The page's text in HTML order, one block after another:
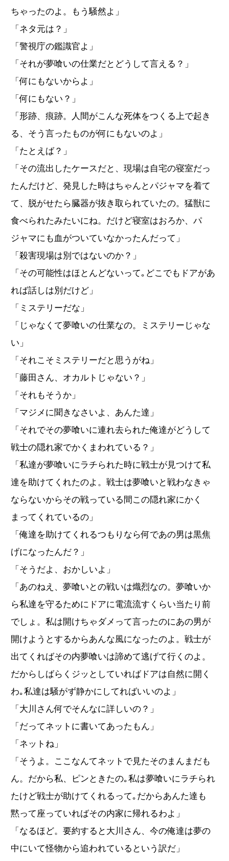
ちゃったのよ。もう騒然よ」
「ネタ元は？」
「警視庁の鑑識官よ」
「それが夢喰いの仕業だとどうして言える？」
「何にもないからよ」
「何にもない？」
「形跡、痕跡。人間がこんな死体をつくる上で起き
る、そう言ったものが何にもないのよ」
「たとえば？」
「その流出したケースだと、現場は自宅の寝室だっ
たんだけど、発見した時はちゃんとパジャマを着て
て、脱がせたら臓器が抜き取られていたの。猛獣に
食べられたみたいにね。だけど寝室はおろか、パ
ジャマにも血がついていなかったんだって」
「殺害現場は別ではないのか？」
「その可能性はほとんどないって｡どこでもドアがあ
れば話しは別だけど」
「ミステリーだな」
「じゃなくて夢喰いの仕業なの。ミステリーじゃな
い」
「それこそミステリーだと思うがね」
「藤田さん、オカルトじゃない？」
「それもそうか」
「マジメに聞きなさいよ、あんた達」
「それでその夢喰いに連れ去られた俺達がどうして
戦士の隠れ家でかくまわれている？」
「私達が夢喰いにラチられた時に戦士が見つけて私
達を助けてくれたのよ。戦士は夢喰いと戦わなきゃ
ならないからその戦っている間この隠れ家にかく
まってくれているの」
「俺達を助けてくれるつもりなら何であの男は黒焦
げになったんだ？」
「そうだよ、おかしいよ」
「あのねえ、夢喰いとの戦いは熾烈なの。夢喰いか
ら私達を守るためにドアに電流流すくらい当たり前
でしょ。私は開けちゃダメって言ったのにあの男が
開けようとするからあんな風になったのよ。戦士が
出てくればその内夢喰いは諦めて逃げて行くのよ。
だからしばらくジッとしていればドアは自然に開く
わ｡私達は騒がず静かにしてればいいのよ」
「大川さん何でそんなに詳しいの？」
「だってネットに書いてあったもん」
「ネットね」
「そうよ。ここなんてネットで見たそのまんまだも
ん。だから私、ピンときたの｡私は夢喰いにラチられ
たけど戦士が助けてくれるって｡だからあんた達も
黙って座っていればその内家に帰れるわよ」
「なるほど。要約すると大川さん、今の俺達は夢の
中にいて怪物から追われているという訳だ」